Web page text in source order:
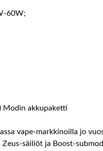
60W;
Modin akkupaketti
vape-markkinoilla jo
säiliöt ja Boost-